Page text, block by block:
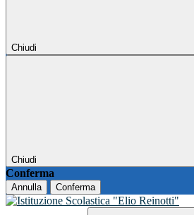
Chiudi
Chiudi
Conferma
Annulla Conferma